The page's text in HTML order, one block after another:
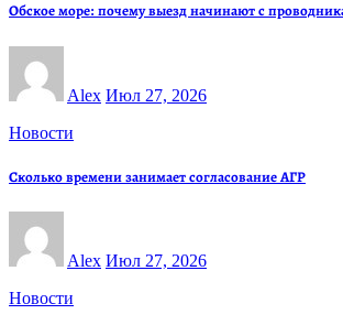
Обское море: почему выезд начинают с
Alex Июл 27, 2026
Новости
Сколько времени занимает согласование АГР
Alex Июл 27, 2026
Новости